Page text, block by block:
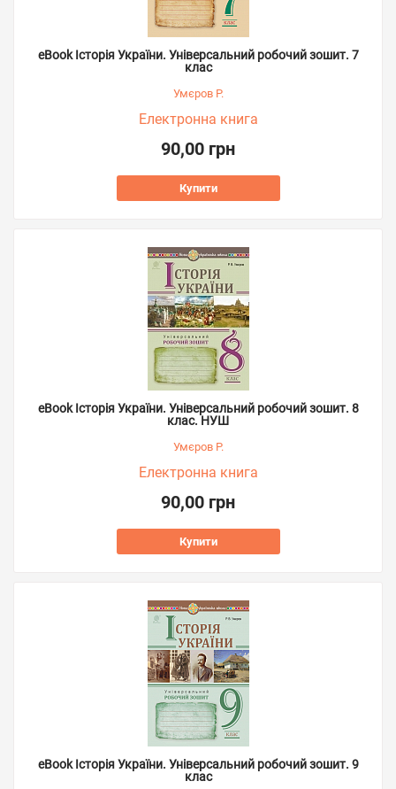
eBook Історія України. Універсальний робочий зошит. 7
клас
Умєров Р.
Електронна книга
90,00 грн
Купити
eBook Історія України. Універсальний робочий зошит. 8
клас. НУШ
Умєров Р.
Електронна книга
90,00 грн
Купити
eBook Історія України. Універсальний робочий зошит. 9
клас